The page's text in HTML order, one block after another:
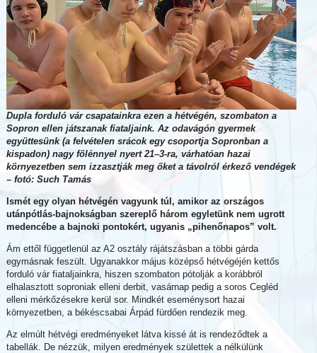
Dupla forduló vár csapatainkra ezen a hétvégén, szombaton a
Sopron ellen játszanak fiataljaink. Az odavágón gyermek
együttesünk (a felvételen srácok egy csoportja Sopronban a
kispadon) nagy fölénnyel nyert 21–3-ra, várhatóan hazai
környezetben sem izzasztják meg őket a távolról érkező vendégek
– fotó: Such Tamás
Ismét egy olyan hétvégén vagyunk túl, amikor az országos
utánpótlás-bajnokságban szereplő három egyletünk nem ugrott
medencébe a bajnoki pontokért, ugyanis „pihenőnapos” volt.
Ám ettől függetlenül az A2 osztály rájátszásban a többi gárda
egymásnak feszült. Ugyanakkor május középső hétvégéjén kettős
forduló vár fiataljainkra, hiszen szombaton pótolják a korábbról
elhalasztott soproniak elleni derbit, vasárnap pedig a soros Cegléd
elleni mérkőzésekre kerül sor. Mindkét eseménysort hazai
környezetben, a békéscsabai Árpád fürdően rendezik meg.
Az elmúlt hétvégi eredményeket látva kissé át is rendeződtek a
tabellák. De nézzük, milyen eredmények születtek a nélkülünk